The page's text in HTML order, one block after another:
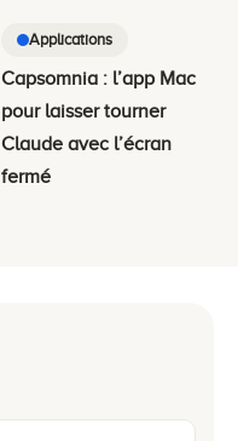
Applications
Capsomnia : l’app Mac
pour laisser tourner
Claude avec l’écran
fermé